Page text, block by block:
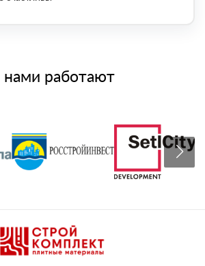
нами работают